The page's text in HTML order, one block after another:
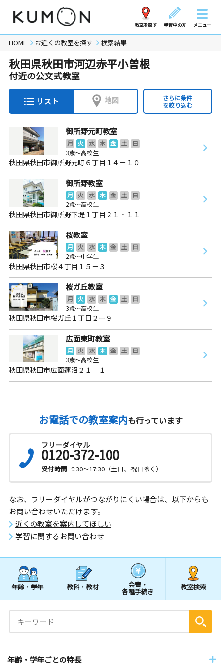
教室を探す 学習中の方 メニュー
HOME お近くの教室を探す 検索結果
秋田県秋田市河辺赤平小曽根
付近の公文式教室
リスト 地図
さらに条件
を絞り込む
御所野元町教室
月 火 水 木 金 土
日
3歳～高校生
秋田県秋田市御所野元町６丁目１４－１０
御所野教室
月 火 水 木 金 土
日
2歳～高校生
秋田県秋田市御所野下堤１丁目２１‐１１
桜教室
月 火 水 木 金 土
日
2歳～中学生
秋田県秋田市桜４丁目１５－３
桜ガ丘教室
月 火 水 木 金 土
日
3歳～高校生
秋田県秋田市桜ガ丘１丁目２ー９
広面東町教室
月 火 水 木 金 土
日
3歳～高校生
秋田県秋田市広面蓮沼２１－１
お電話での教室案内も行っています
フリーダイヤル
0120-372-100
受付時間 9:30～17:30（土日、祝日除く）
なお、フリーダイヤルがつながりにくい場合は、以下からも
お問い合わせいただけます。
近くの教室を案内してほしい
学習に関するお問い合わせ
年齢・学年 教科・教材 会費・
各種手続き
教室検索
年齢・学年ごとの特長